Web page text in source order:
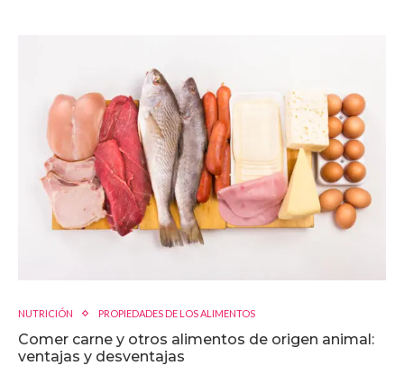
NUTRICIÓN PROPIEDADES DE LOS ALIMENTOS
Comer carne y otros alimentos de origen animal:
ventajas y desventajas